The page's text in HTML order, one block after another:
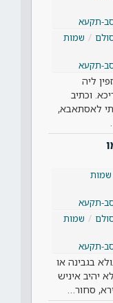
תקעא
שמות
תקעא
ליה
וכתיב
לאסתאבא,
שמות
תקעא
שמות
תקעא
בגבינה או
יהיב איניש
סחור…